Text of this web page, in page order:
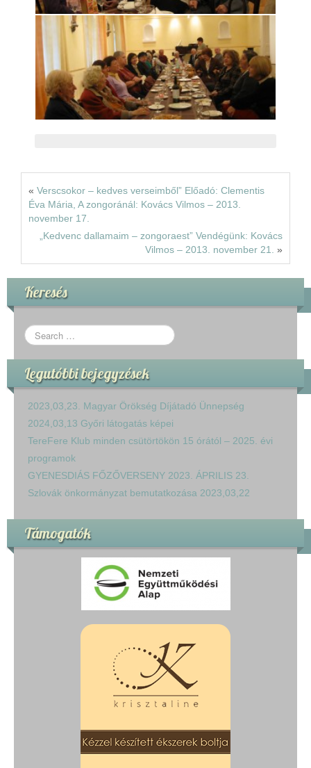
« Verscsokor – kedves verseimből” Előadó: Clementis
Éva Mária, A zongoránál: Kovács Vilmos – 2013.
november 17.
„Kedvenc dallamaim – zongoraest” Vendégünk: Kovács
Vilmos – 2013. november 21.
»
Keresés
Legutóbbi bejegyzések
2023,03,23. Magyar Örökség Díjátadó Ünnepség
2024,03,13 Győri látogatás képei
TereFere Klub minden csütörtökön 15 órától – 2025. évi
programok
GYENESDIÁS FŐZŐVERSENY 2023. ÁPRILIS 23.
Szlovák önkormányzat bemutatkozása 2023,03,22
Támogatók